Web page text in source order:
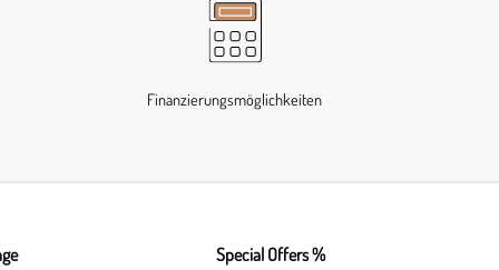
Finanzierungsmöglichkeiten
Special Offers %